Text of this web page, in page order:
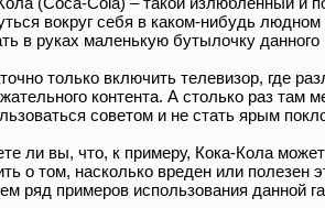
вокруг себя в каком-нибудь
в руках маленькую бутылочку
только включить телевизор, где
контента. А столько раз там
советом и не стать ярым
ли вы, что, к примеру, Кока-Кола
о том, насколько вреден или полезен
ряд примеров использования данной